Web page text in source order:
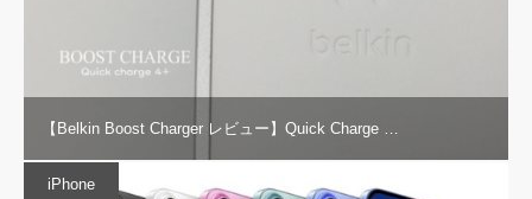
【Belkin Boost Charger レビュー】Quick Charge …
iPhone